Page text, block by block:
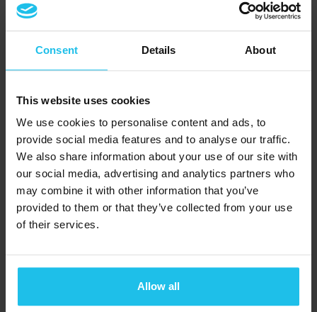
Consent Details About
This website uses cookies
We use cookies to personalise content and ads, to
provide social media features and to analyse our traffic.
We also share information about your use of our site with
our social media, advertising and analytics partners who
may combine it with other information that you’ve
provided to them or that they’ve collected from your use
of their services.
Allow all